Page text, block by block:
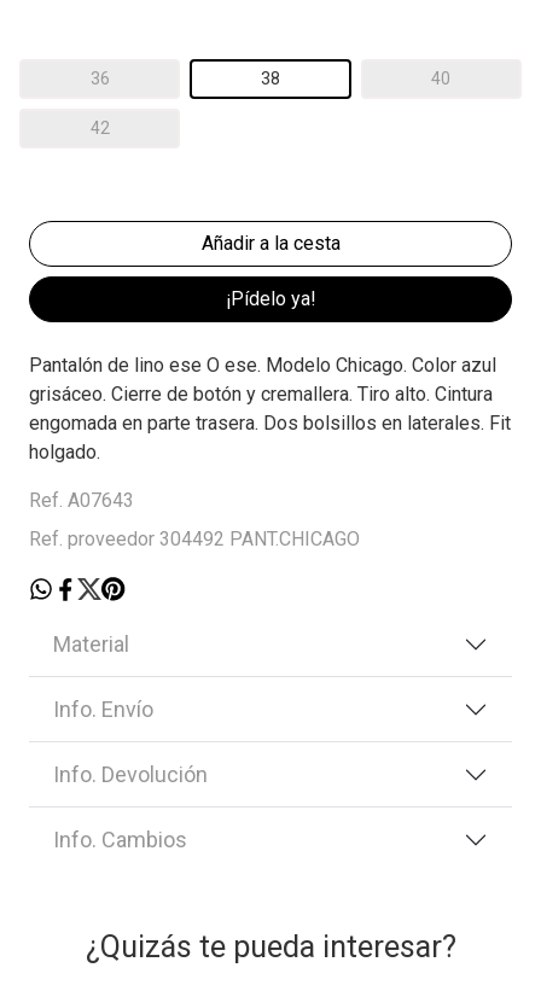
36 38 40
42
¡Pídelo ya!
Pantalón de lino ese O ese. Modelo Chicago. Color azul
grisáceo. Cierre de botón y cremallera. Tiro alto. Cintura
engomada en parte trasera. Dos bolsillos en laterales. Fit
holgado.
Ref. A07643
Ref. proveedor 304492 PANT.CHICAGO
Material
Info. Envío
Info. Devolución
Info. Cambios
¿Quizás te pueda interesar?